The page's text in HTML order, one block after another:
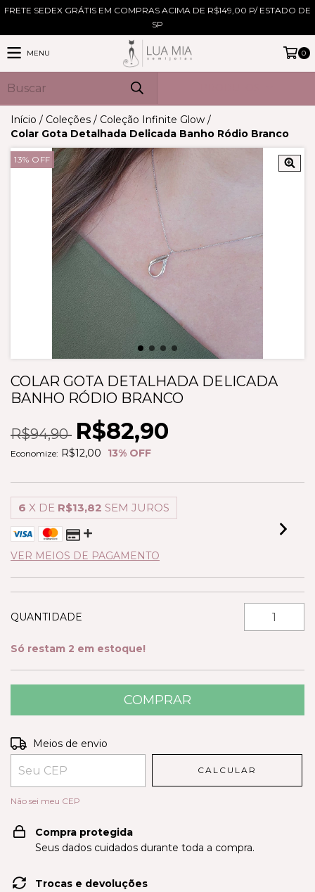
FRETE SEDEX GRÁTIS EM COMPRAS ACIMA DE R$149,00 P/ ESTADO DE
SP
MENU 0
Início / Coleções / Coleção Infinite Glow /
Colar Gota Detalhada Delicada Banho Ródio Branco
13% OFF
COLAR GOTA DETALHADA DELICADA
BANHO RÓDIO BRANCO
R$94,90 R$82,90
Economize: R$12,00 13% OFF
6 X DE R$13,82 SEM JUROS
VER MEIOS DE PAGAMENTO
QUANTIDADE
Só restam 2 em estoque!
Entregas para o CEP:
Meios de envio
CALCULAR
Não sei meu CEP
Compra protegida
Seus dados cuidados durante toda a compra.
Trocas e devoluções